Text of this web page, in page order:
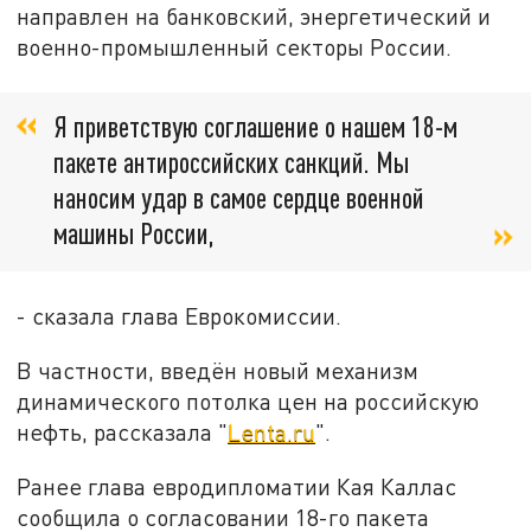
направлен на банковский, энергетический и
военно-промышленный секторы России.
Я приветствую соглашение о нашем 18-м
пакете антироссийских санкций. Мы
наносим удар в самое сердце военной
машины России,
- сказала глава Еврокомиссии.
В частности, введён новый механизм
динамического потолка цен на российскую
нефть, рассказала "Lenta.ru".
Ранее глава евродипломатии Кая Каллас
сообщила о согласовании 18-го пакета